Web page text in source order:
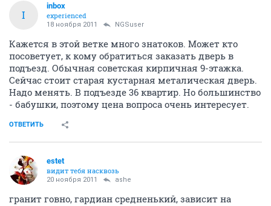
I
inbox
experienced
18 ноября 2011 NGSuser
Кажется в этой ветке много знатоков. Может кто
посоветует, к кому обратиться заказать дверь в
подъезд. Обычная советская кирпичная 9-этажка.
Сейчас стоит старая кустарная металическая дверь.
Надо менять. В подъезде 36 квартир. Но большинство
- бабушки, поэтому цена вопроса очень интересует.
ОТВЕТИТЬ
estet
видит тебя насквозь
20 ноября 2011 ashe
гранит говно, гардиан средненький, зависит на